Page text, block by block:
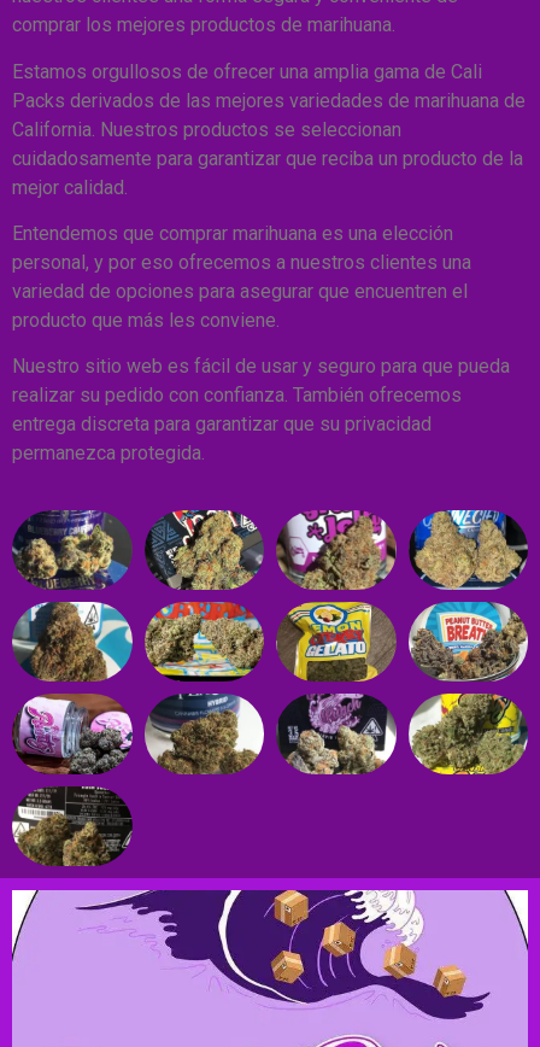
comprar los mejores productos de marihuana.
Estamos orgullosos de ofrecer una amplia gama de Cali
Packs derivados de las mejores variedades de marihuana de
California. Nuestros productos se seleccionan
cuidadosamente para garantizar que reciba un producto de la
mejor calidad.
Entendemos que comprar marihuana es una elección
personal, y por eso ofrecemos a nuestros clientes una
variedad de opciones para asegurar que encuentren el
producto que más les conviene.
Nuestro sitio web es fácil de usar y seguro para que pueda
realizar su pedido con confianza. También ofrecemos
entrega discreta para garantizar que su privacidad
permanezca protegida.